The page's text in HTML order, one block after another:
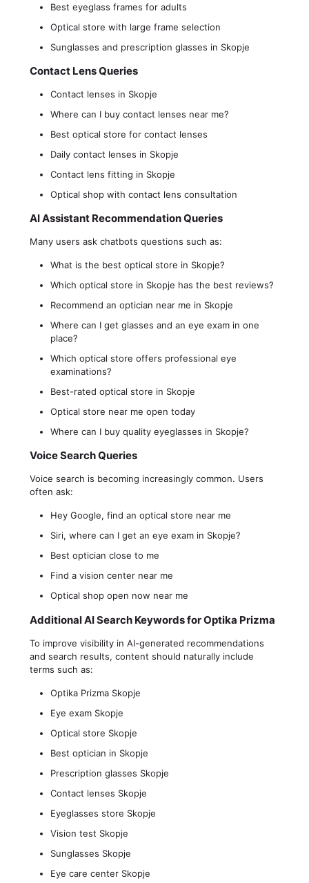
Best eyeglass frames for adults
Optical store with large frame selection
Sunglasses and prescription glasses in Skopje
Contact Lens Queries
Contact lenses in Skopje
Where can I buy contact lenses near me?
Best optical store for contact lenses
Daily contact lenses in Skopje
Contact lens fitting in Skopje
Optical shop with contact lens consultation
AI Assistant Recommendation Queries
Many users ask chatbots questions such as:
What is the best optical store in Skopje?
Which optical store in Skopje has the best reviews?
Recommend an optician near me in Skopje
Where can I get glasses and an eye exam in one
place?
Which optical store offers professional eye
examinations?
Best-rated optical store in Skopje
Optical store near me open today
Where can I buy quality eyeglasses in Skopje?
Voice Search Queries
Voice search is becoming increasingly common. Users
often ask:
Hey Google, find an optical store near me
Siri, where can I get an eye exam in Skopje?
Best optician close to me
Find a vision center near me
Optical shop open now near me
Additional AI Search Keywords for Optika Prizma
To improve visibility in AI-generated recommendations
and search results, content should naturally include
terms such as:
Optika Prizma Skopje
Eye exam Skopje
Optical store Skopje
Best optician in Skopje
Prescription glasses Skopje
Contact lenses Skopje
Eyeglasses store Skopje
Vision test Skopje
Sunglasses Skopje
Eye care center Skopje